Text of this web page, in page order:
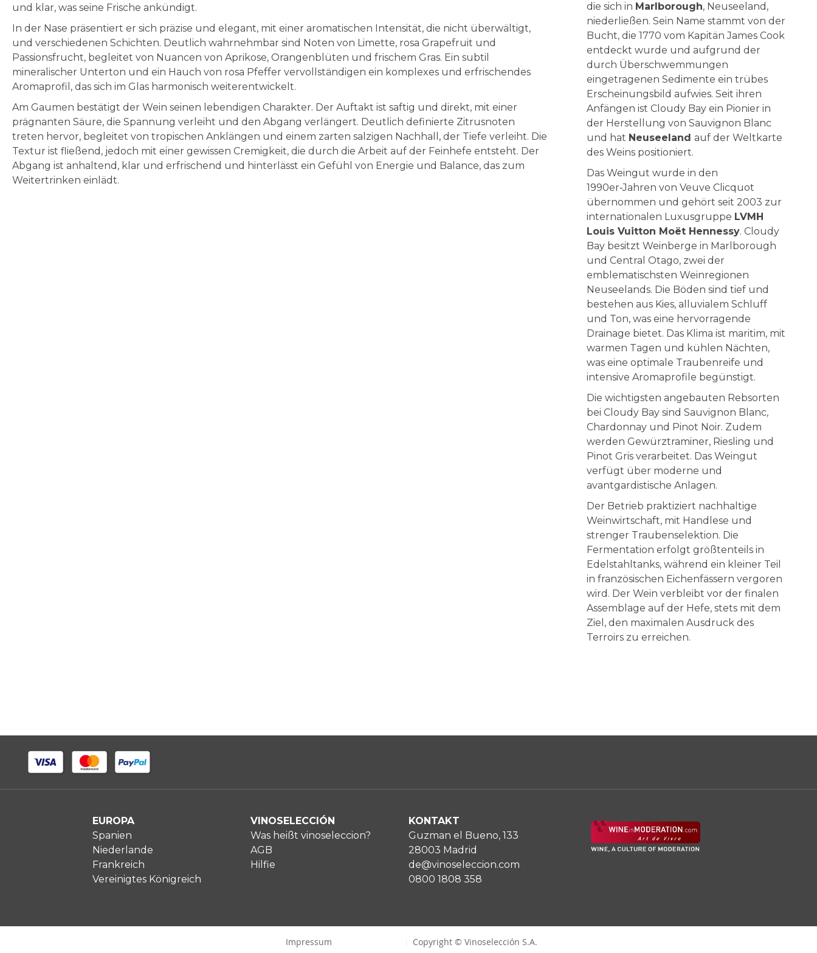
und klar, was seine Frische ankündigt.
In der Nase präsentiert er sich präzise und elegant, mit einer aromatischen Intensität, die nicht überwältigt,
und verschiedenen Schichten. Deutlich wahrnehmbar sind Noten von Limette, rosa Grapefruit und
Passionsfrucht, begleitet von Nuancen von Aprikose, Orangenblüten und frischem Gras. Ein subtil
mineralischer Unterton und ein Hauch von rosa Pfeffer vervollständigen ein komplexes und erfrischendes
Aromaprofil, das sich im Glas harmonisch weiterentwickelt.
Am Gaumen bestätigt der Wein seinen lebendigen Charakter. Der Auftakt ist saftig und direkt, mit einer
prägnanten Säure, die Spannung verleiht und den Abgang verlängert. Deutlich definierte Zitrusnoten
treten hervor, begleitet von tropischen Anklängen und einem zarten salzigen Nachhall, der Tiefe verleiht. Die
Textur ist fließend, jedoch mit einer gewissen Cremigkeit, die durch die Arbeit auf der Feinhefe entsteht. Der
Abgang ist anhaltend, klar und erfrischend und hinterlässt ein Gefühl von Energie und Balance, das zum
Weitertrinken einlädt.
die sich in Marlborough, Neuseeland,
niederließen. Sein Name stammt von der
Bucht, die 1770 vom Kapitän James Cook
entdeckt wurde und aufgrund der
durch Überschwemmungen
eingetragenen Sedimente ein trübes
Erscheinungsbild aufwies. Seit ihren
Anfängen ist Cloudy Bay ein Pionier in
der Herstellung von Sauvignon Blanc
und hat Neuseeland auf der Weltkarte
des Weins positioniert.
Das Weingut wurde in den
1990er‑Jahren von Veuve Clicquot
übernommen und gehört seit 2003 zur
internationalen Luxusgruppe LVMH
Louis Vuitton Moët Hennessy. Cloudy
Bay besitzt Weinberge in Marlborough
und Central Otago, zwei der
emblematischsten Weinregionen
Neuseelands. Die Böden sind tief und
bestehen aus Kies, alluvialem Schluff
und Ton, was eine hervorragende
Drainage bietet. Das Klima ist maritim, mit
warmen Tagen und kühlen Nächten,
was eine optimale Traubenreife und
intensive Aromaprofile begünstigt.
Die wichtigsten angebauten Rebsorten
bei Cloudy Bay sind Sauvignon Blanc,
Chardonnay und Pinot Noir. Zudem
werden Gewürztraminer, Riesling und
Pinot Gris verarbeitet. Das Weingut
verfügt über moderne und
avantgardistische Anlagen.
Der Betrieb praktiziert nachhaltige
Weinwirtschaft, mit Handlese und
strenger Traubenselektion. Die
Fermentation erfolgt größtenteils in
Edelstahltanks, während ein kleiner Teil
in französischen Eichenfässern vergoren
wird. Der Wein verbleibt vor der finalen
Assemblage auf der Hefe, stets mit dem
Ziel, den maximalen Ausdruck des
Terroirs zu erreichen.
EUROPA
Spanien
Niederlande
Frankreich
Vereinigtes Königreich
VINOSELECCIÓN
Was heißt vinoseleccion?
AGB
Hilfie
KONTAKT
Guzman el Bueno, 133
28003 Madrid
de@vinoseleccion.com
0800 1808 358
Impressum Copyright © Vinoselección S.A.